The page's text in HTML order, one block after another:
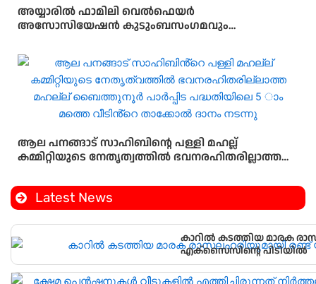
അയ്യാരിൽ ഫാമിലി വെൽഫെയർ
അസോസിയേഷൻ കുടുംബസംഗമവും
ആല പനങ്ങാട് സാഹിബിൻ്റെ പള്ളി മഹല്ല്
കമ്മിറ്റിയുടെ നേതൃത്വത്തിൽ ഭവനരഹിതരില്ലാത്ത
മത്തെ വീടിൻ്റെ താക്കോൽ ദാനം നടന്നു
Latest News
കാറിൽ കടത്തിയ മാരക
എക്‌സൈസിൻ്റെ പിടിയിൽ